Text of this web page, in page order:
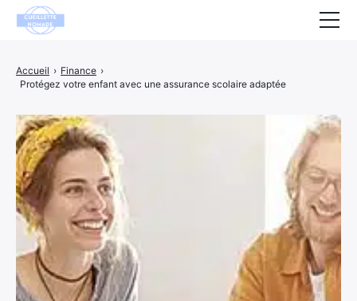
Accueil › Finance ›
Protégez votre enfant avec une assurance scolaire adaptée
Animaux
Décoration
Maison
Bien-être
Entreprise
Finance
Hightech